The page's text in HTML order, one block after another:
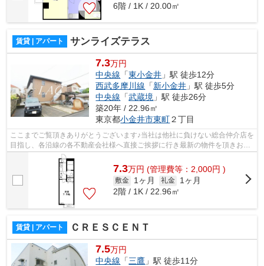
6階 / 1K / 20.00㎡
賃貸 | アパート サンライズテラス
7.3万円
中央線 「東小金井 」駅 徒歩12分
西武多摩川線 「新小金井 」駅 徒歩5分
中央線 「武蔵境 」駅 徒歩26分
築20年 / 22.96㎡
東京都小金井市東町２丁目
ここまでご覧頂きありがとうございます♪当社は他社に負けない総合仲介店を
目指し、各沿線の各不動産会社様へ直接ご挨拶に行き最新の物件を頂きお客
様へ提供しております！最新の情報は...
7.3万円 (管理費等：2,000円 )
敷金 1ヶ月 礼金
1ヶ月
2階 / 1K / 22.96㎡
賃貸 | アパート ＣＲＥＳＣＥＮＴ
7.5万円
中央線 「三鷹 」駅 徒歩11分